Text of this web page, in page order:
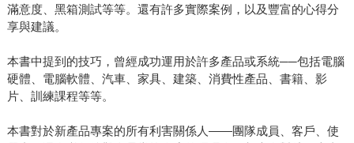
滿意度、黑箱測試等等。還有許多實際案例，以及豐富的心得分
享與建議。
本書中提到的技巧，曾經成功運用於許多產品或系統──包括電腦
硬體、電腦軟體、汽車、家具、建築、消費性產品、書籍、影
片、訓練課程等等。
本書對於新產品專案的所有利害關係人——團隊成員、客戶、使